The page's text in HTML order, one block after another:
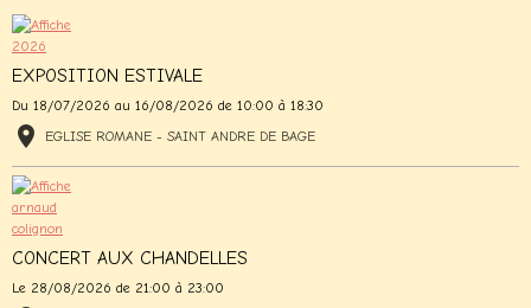
EXPOSITION ESTIVALE
Du 18/07/2026 au 16/08/2026 de 10:00 à 18:30
EGLISE ROMANE - SAINT ANDRE DE BAGE
CONCERT AUX CHANDELLES
Le 28/08/2026 de 21:00 à 23:00